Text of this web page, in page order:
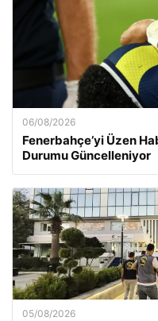
06/08/2026
Fenerbahçe’yi Üzen
Durumu Güncelleniyor
05/08/2026